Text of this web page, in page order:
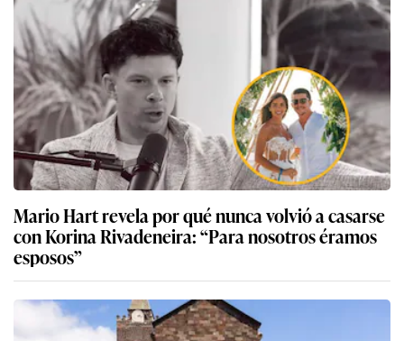
Mario Hart revela por qué nunca volvió a casarse
con Korina Rivadeneira: “Para nosotros éramos
esposos”